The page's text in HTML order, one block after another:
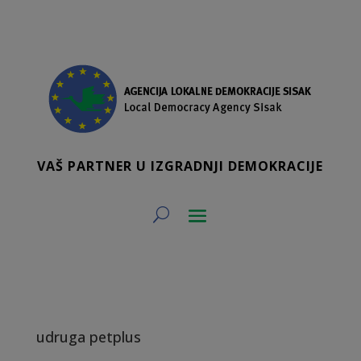
VAŠ PARTNER U IZGRADNJI DEMOKRACIJE
udruga petplus